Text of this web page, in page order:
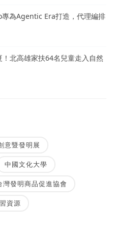
為Agentic Era打造，代理編排
北高雄家扶64名兒童走入自然
意暨發明展
中國文化大學
灣發明商品促進協會
資源